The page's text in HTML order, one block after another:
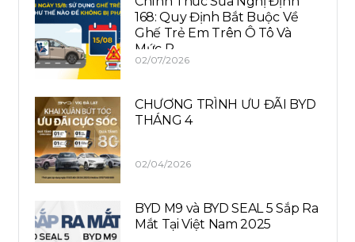
168: Quy Định Bắt Buộc Về
Ghế Trẻ Em Trên Ô Tô Và
Mức P…
02/07/2026
CHƯƠNG TRÌNH ƯU ĐÃI BYD
THÁNG 4
02/04/2026
BYD M9 và BYD SEAL 5 Sắp Ra
Mắt Tại Việt Nam 2025